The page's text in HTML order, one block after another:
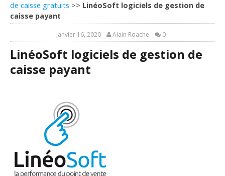
de caisse gratuits >> LinéoSoft logiciels de gestion de
caisse payant
janvier 16, 2020 Alain Roache 0
LinéoSoft logiciels de gestion de
caisse payant